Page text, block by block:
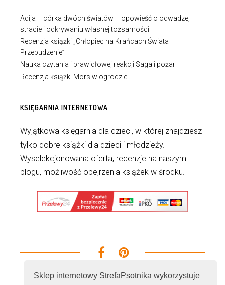
Sklep internetowy StrefaPsotnika wykorzystuje
Adija – córka dwóch światów – opowieść o odwadze,
stracie i odkrywaniu własnej tożsamości
Recenzja książki „Chłopiec na Krańcach Świata
Przebudzenie”
Nauka czytania i prawidłowej reakcji Saga i pożar
Recenzja książki Mors w ogrodzie
KSIĘGARNIA INTERNETOWA
Wyjątkowa księgarnia dla dzieci, w której znajdziesz
tylko dobre książki dla dzieci i młodzieży.
Wyselekcjonowana oferta, recenzje na naszym
blogu, możliwość obejrzenia książek w środku.